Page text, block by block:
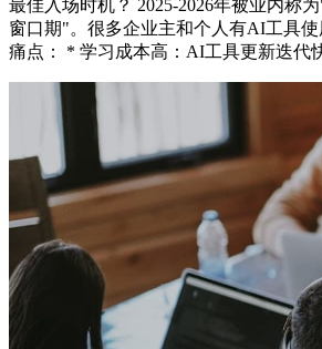
最佳入场时机？ 2025-2026年被业内称
窗口期"。很多企业主和个人有AI工具
痛点： * 学习成本高：AI工具更新迭代